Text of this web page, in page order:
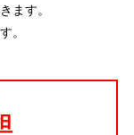
ます。
。